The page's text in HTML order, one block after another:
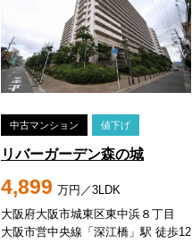
中古マンション 値下げ
リバーガーデン森の城
4,899 万円／3LDK
大阪府大阪市城東区東中浜８丁目
大阪市営中央線「深江橋」駅 徒歩12